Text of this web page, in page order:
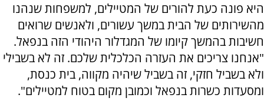
היא פונה כעת להורים של המטיילים, למשפחות שנהנו
מהשירותים של הבית במשך עשורים, ולאנשים שרואים
חשיבות בהמשך קיומו של המגדלור היהודי הזה בנפאל.
"אנחנו צריכים את העזרה הכלכלית שלכם. זה לא בשבילי
ולא בשביל חזקי, זה בשביל שיהיה מקווה, בית כנסת,
ומסעדות כשרות בנפאל וכמובן מקום בטוח למטיילים".